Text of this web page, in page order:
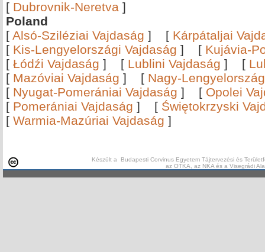
[ Dubrovnik-Neretva ]
Poland
[ Alsó-Sziléziai Vajdaság ] [ Kárpátaljai
[ Kis-Lengyelországi Vajdaság ] [ Kujávia-
[ Łódźi Vajdaság ] [ Lublini Vajdaság ] [
[ Mazóviai Vajdaság ] [ Nagy-
[ Nyugat-Pomerániai Vajdaság ] [ Opolei
[ Pomerániai Vajdaság ] [ Świętokrzyski
[ Warmia-Mazúriai Vajdaság ]
Készült a Budapesti Corvinus Egyetem Tájtervezési és
az OTKA, az NKA és a Visegrádi